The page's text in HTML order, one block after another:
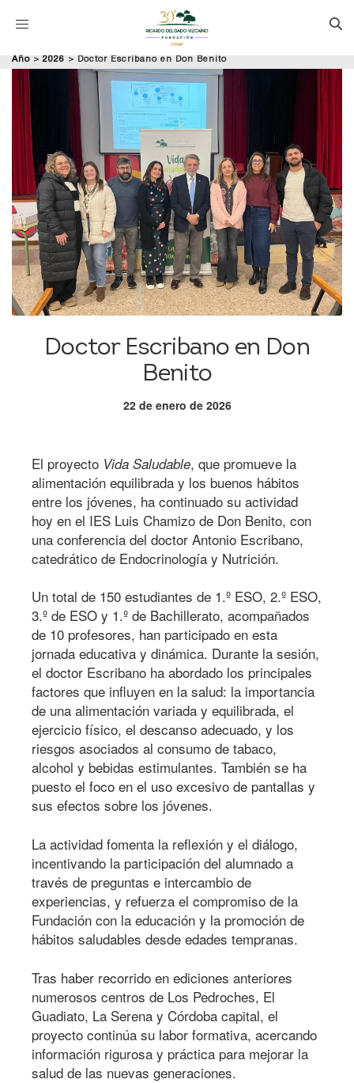
Año >2026 > Doctor Escribano en Don Benito
Doctor Escribano en Don
Benito
22 de enero de 2026
El proyecto Vida Saludable, que promueve la
alimentación equilibrada y los buenos hábitos
entre los jóvenes, ha continuado su actividad
hoy en el IES Luis Chamizo de Don Benito, con
una conferencia del doctor Antonio Escribano,
catedrático de Endocrinología y Nutrición.
Un total de 150 estudiantes de 1.º ESO, 2.º ESO,
3.º de ESO y 1.º de Bachillerato, acompañados
de 10 profesores, han participado en esta
jornada educativa y dinámica. Durante la sesión,
el doctor Escribano ha abordado los principales
factores que influyen en la salud: la importancia
de una alimentación variada y equilibrada, el
ejercicio físico, el descanso adecuado, y los
riesgos asociados al consumo de tabaco,
alcohol y bebidas estimulantes. También se ha
puesto el foco en el uso excesivo de pantallas y
sus efectos sobre los jóvenes.
La actividad fomenta la reflexión y el diálogo,
incentivando la participación del alumnado a
través de preguntas e intercambio de
experiencias, y refuerza el compromiso de la
Fundación con la educación y la promoción de
hábitos saludables desde edades tempranas.
Tras haber recorrido en ediciones anteriores
numerosos centros de Los Pedroches, El
Guadiato, La Serena y Córdoba capital, el
proyecto continúa su labor formativa, acercando
información rigurosa y práctica para mejorar la
salud de las nuevas generaciones.